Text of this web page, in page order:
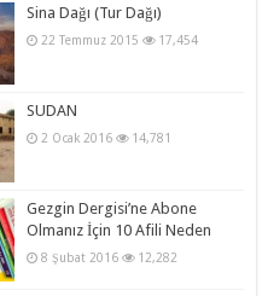
Sina Dağı (Tur Dağı)
22 Temmuz 2015 17,454
SUDAN
2 Ocak 2016 14,781
Gezgin Dergisi’ne Abone
Olmanız İçin 10 Afili Neden
8 Şubat 2016 12,282